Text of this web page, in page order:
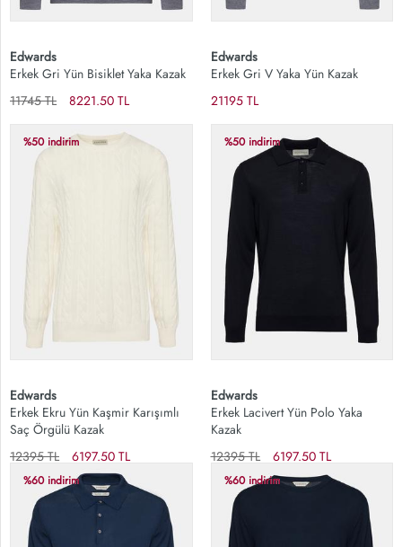
Edwards
Erkek Gri Yün Bisiklet Yaka Kazak
11745 TL
8221.50 TL
Edwards
Erkek Gri V Yaka Yün Kazak
21195 TL
%50 indirim
Edwards
Erkek Ekru Yün Kaşmir Karışımlı
Saç Örgülü Kazak
12395 TL
6197.50 TL
%50 indirim
Edwards
Erkek Lacivert Yün Polo Yaka
Kazak
12395 TL
6197.50 TL
%60 indirim %60 indirim